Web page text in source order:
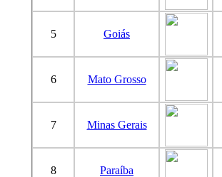
5 Goiás
6 Mato Grosso
7 Minas Gerais
8 Paraíba